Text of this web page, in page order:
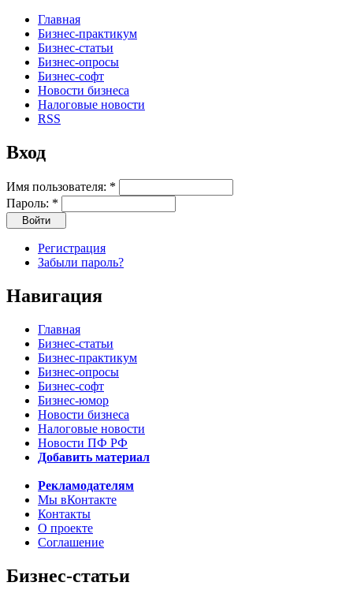
Главная
Бизнес-практикум
Бизнес-статьи
Бизнес-опросы
Бизнес-софт
Новости бизнеса
Налоговые новости
RSS
Вход
Имя пользователя: *
Пароль: *
Регистрация
Забыли пароль?
Навигация
Главная
Бизнес-статьи
Бизнес-практикум
Бизнес-опросы
Бизнес-софт
Бизнес-юмор
Новости бизнеса
Налоговые новости
Новости ПФ РФ
Добавить материал
Рекламодателям
Мы вКонтакте
Контакты
О проекте
Соглашение
Бизнес-статьи